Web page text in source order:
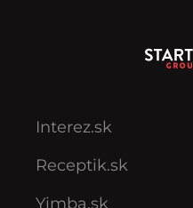
Interez.sk
Receptik.sk
Yimba.sk